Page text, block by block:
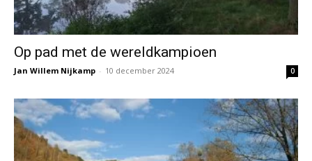
Op pad met de wereldkampioen
Jan Willem Nijkamp - 10 december 2024 0